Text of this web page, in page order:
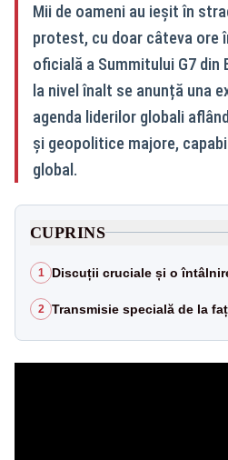
Mii de oameni au ieșit în
protest, cu doar câteva ore
oficială a Summitului G7 din
la nivel înalt se anunță una
agenda liderilor globali
și geopolitice majore,
global.
CUPRINS
1 Discuții cruciale și o
2 Transmisie specială de la